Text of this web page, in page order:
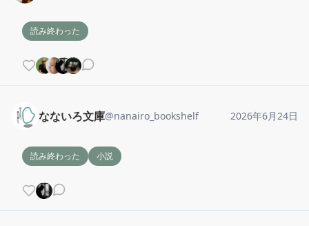
読み終わった
なないろ文庫@nanairo_bookshelf 2026年6月24日
読み終わった 小説